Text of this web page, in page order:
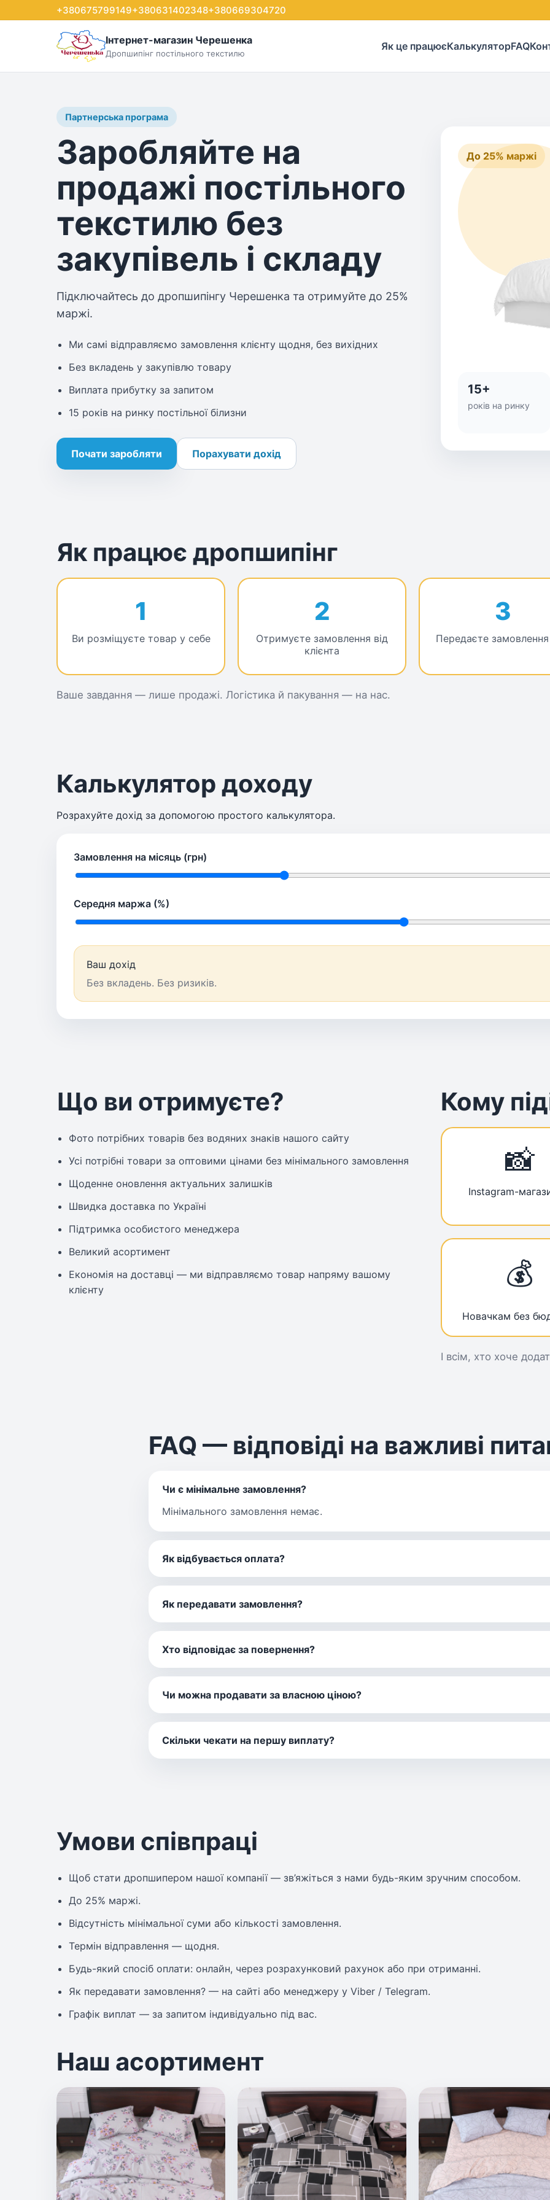
+380675799149+380631402348+380669304720
Інтернет-магазин Черешенка
Дропшипінг постільного текстилю
Як це працюєКалькуляторFAQ
Партнерська програма
Заробляйте на
продажі постільного
текстилю без
закупівель і складу
Підключайтесь до дропшипінгу Черешенка та отримуйте до 25%
маржі.
Ми самі відправляємо замовлення клієнту щодня, без вихідних
Без вкладень у закупівлю товару
Виплата прибутку за запитом
15 років на ринку постільної білизни
Почати заробляти Порахувати дохід
До 25% маржі
15+
років на ринку
Як працює дропшипінг
1
Ви розміщуєте товар у себе
2
Отримуєте замовлення від
клієнта
3
Передаєте
Ваше завдання — лише продажі. Логістика й пакування — на нас.
Калькулятор доходу
Розрахуйте дохід за допомогою простого калькулятора.
Замовлення на місяць (грн)
Середня маржа (%)
Ваш дохід
Без вкладень. Без ризиків.
Що ви отримуєте?
Фото потрібних товарів без водяних знаків нашого сайту
Усі потрібні товари за оптовими цінами без мінімального замовлення
Щоденне оновлення актуальних залишків
Швидка доставка по Україні
Підтримка особистого менеджера
Великий асортимент
Економія на доставці — ми відправляємо товар напряму вашому
клієнту
Кому
📸
Instagram-
💰
Новачкам без
І всім, хто хоче
FAQ — відповіді на важливі
Чи є мінімальне замовлення?
Мінімального замовлення немає.
Як відбувається оплата?
Як передавати замовлення?
Хто відповідає за повернення?
Чи можна продавати за власною ціною?
Скільки чекати на першу виплату?
Умови співпраці
Щоб стати дропшипером нашої компанії — зв’яжіться з нами будь-яким зручним способом.
До 25% маржі.
Відсутність мінімальної суми або кількості замовлення.
Термін відправлення — щодня.
Будь-який спосіб оплати: онлайн, через розрахунковий рахунок або при отриманні.
Як передавати замовлення? — на сайті або менеджеру у Viber / Telegram.
Графік виплат — за запитом індивідуально під вас.
Наш асортимент